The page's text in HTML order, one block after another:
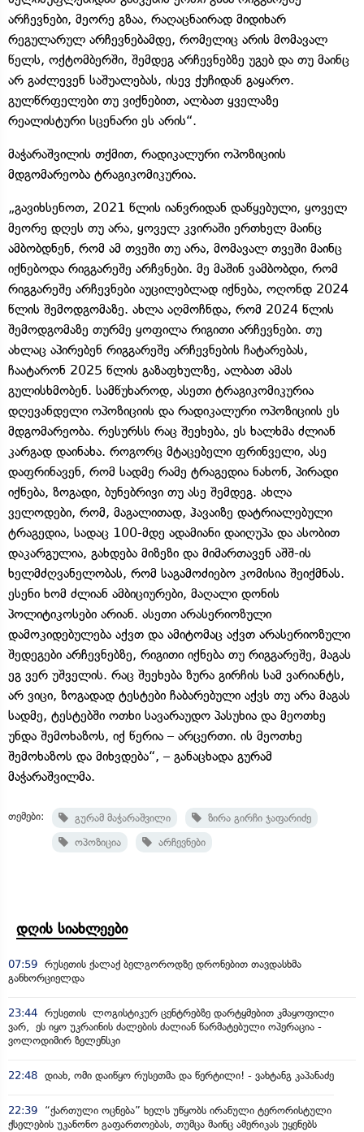
არჩევნები, მეორე გზაა, რაღაცნაირად მიდიხარ
რეგულარულ არჩევნებამდე, რომელიც არის მომავალ
წელს, ოქტომბერში, შემდეგ არჩევნებზე უგებ და თუ მაინც
არ გაძლევენ საშუალებას, ისევ ქუჩიდან გაყარო.
გულწრფელები თუ ვიქნებით, ალბათ ყველაზე
რეალისტური სცენარი ეს არის“.
მაჭარაშვილის თქმით, რადიკალური ოპოზიციის
მდგომარეობა ტრაგიკომიკურია.
„გავიხსენოთ, 2021 წლის იანვრიდან დაწყებული, ყოველ
მეორე დღეს თუ არა, ყოველ კვირაში ერთხელ მაინც
ამბობდნენ, რომ ამ თვეში თუ არა, მომავალ თვეში მაინც
იქნებოდა რიგგარეშე არჩვნები. მე მაშინ ვამბობდი, რომ
რიგგარეშე არჩევნები აუცილებლად იქნება, ოღონდ 2024
წლის შემოდგომაზე. ახლა აღმოჩნდა, რომ 2024 წლის
შემოდგომაზე თურმე ყოფილა რიგითი არჩევნები. თუ
ახლაც აპირებენ რიგგარეშე არჩევნების ჩატარებას,
ჩაატარონ 2025 წლის გაზაფხულზე, ალბათ ამას
გულისხმობენ. სამწუხაროდ, ასეთი ტრაგიკომიკურია
დღევანდელი ოპოზიციის და რადიკალური ოპოზიციის ეს
მდგომარეობა. რესურსს რაც შეეხება, ეს ხალხმა ძლიან
კარგად დაინახა. როგორც მტაცებელი ფრინველი, ასე
დაფრინავენ, რომ სადმე რამე ტრაგედია ნახონ, პირადი
იქნება, ზოგადი, ბუნებრივი თუ ასე შემდეგ. ახლა
ველოდები, რომ, მაგალითად, ჰავაიზე დატრიალებული
ტრაგედია, სადაც 100-მდე ადამიანი დაიღუპა და ასობით
დაკარგულია, გახდება მიზეზი და მიმართავენ აშშ-ის
ხელმძღვანელობას, რომ საგამოძიებო კომისია შეიქმნას.
ესენი ხომ ძლიან ამბიციურები, მაღალი დონის
პოლიტიკოსები არიან. ასეთი არასერიოზული
დამოკიდებულება აქვთ და ამიტომაც აქვთ არასერიოზული
შედეგები არჩევნებზე, რიგითი იქნება თუ რიგგარეშე, მაგას
ეგ ვერ უშველის. რაც შეეხება ზურა გირჩის სამ ვარიანტს,
არ ვიცი, ზოგადად ტესტები ჩაბარებული აქვს თუ არა მაგას
სადმე, ტესტებში ოთხი სავარაუდო პასუხია და მეოთხე
უნდა შემოხაზოს, იქ წერია – არცერთი. ის მეოთხე
შემოხაზოს და მიხვდება“, – განაცხადა გურამ
მაჭარაშვილმა.
თემები: გურამ მაჭარაშვილი
ზირა გირჩი ჯაფარიძე
ოპოზიცია
არჩევნები
დღის სიახლეები
07:59 რუსეთის ქალაქ ბელგოროდზე დრონებით თავდასხმა
განხორციელდა
23:44 რუსეთის ლოგისტიკურ ცენტრებზე დარტყმებით კმაყოფილი
ვარ, ეს იყო უკრაინის ძალების ძალიან წარმატებული ოპერაცია -
ვოლოდიმირ ზელენსკი
22:48 დიახ, ომი დაიწყო რუსეთმა და წერტილი! - ვახტანგ კაპანაძე
22:39
“ქართული ოცნება” ხელს უწყობს ირანული ტერორისტული
ქსელების უკანონო გაფართოებას, თუმცა მაინც ამერიკას უყენებს